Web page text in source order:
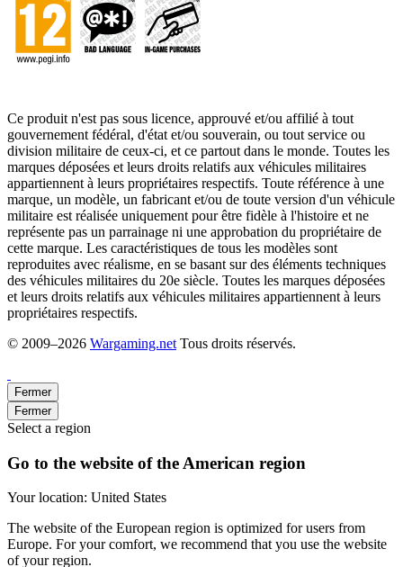
Ce produit n'est pas sous licence, approuvé et/ou affilié à tout
gouvernement fédéral, d'état et/ou souverain, ou tout service ou
division militaire de ceux-ci, et ce partout dans le monde. Toutes les
marques déposées et leurs droits relatifs aux véhicules militaires
appartiennent à leurs propriétaires respectifs. Toute référence à une
marque, un modèle, un fabricant et/ou de toute version d'un véhicule
militaire est réalisée uniquement pour être fidèle à l'histoire et ne
représente pas un parrainage ni une approbation du propriétaire de
cette marque. Les caractéristiques de tous les modèles sont
reproduites avec réalisme, en se basant sur des éléments techniques
des véhicules militaires du 20e siècle. Toutes les marques déposées
et leurs droits relatifs aux véhicules militaires appartiennent à leurs
propriétaires respectifs.
© 2009–2026 Wargaming.net Tous droits réservés.
Fermer
Fermer
Select a region
Go to the website of the American region
Your location: United States
The website of the European region is optimized for users from
Europe. For your comfort, we recommend that you use the website
of your region.